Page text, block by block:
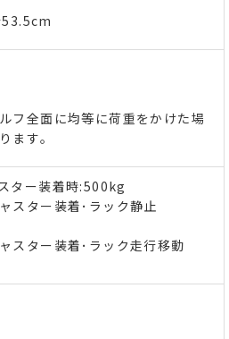
フ全面に均等に荷重をかけた場
ます｡
ター装着時:500kg
スター装着･ラック静止
スター装着･ラック走行移動